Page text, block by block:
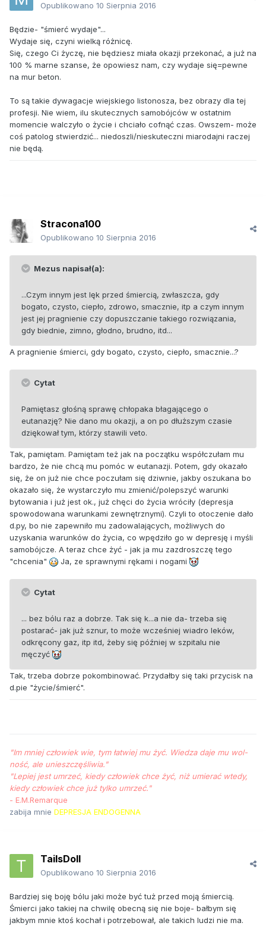
Opublikowano 10 Sierpnia 2016
Będzie- "śmierć wydaje"...
Wydaje się, czyni wielką różnicę.
Się, czego Ci życzę, nie będziesz miała okazji przekonać, a już na
100 % marne szanse, że opowiesz nam, czy wydaje się=pewne
na mur beton.
To są takie dywagacje wiejskiego listonosza, bez obrazy dla tej
profesji. Nie wiem, ilu skutecznych samobójców w ostatnim
momencie walczyło o życie i chciało cofnąć czas. Owszem- może
coś patolog stwierdzić... niedoszli/nieskuteczni miarodajni raczej
nie będą.
Stracona100
Opublikowano 10 Sierpnia 2016
Mezus napisał(a):
...Czym innym jest lęk przed śmiercią, zwłaszcza, gdy
bogato, czysto, ciepło, zdrowo, smacznie, itp a czym innym
jest jej pragnienie czy dopuszczanie takiego rozwiązania,
gdy biednie, zimno, głodno, brudno, itd...
A pragnienie śmierci, gdy bogato, czysto, ciepło, smacznie...?
Cytat
Pamiętasz głośną sprawę chłopaka błagającego o
eutanazję? Nie dano mu okazji, a on po dłuższym czasie
dziękował tym, którzy stawili veto.
Tak, pamiętam. Pamiętam też jak na początku współczułam mu
bardzo, że nie chcą mu pomóc w eutanazji. Potem, gdy okazało
się, że on już nie chce poczułam się dziwnie, jakby oszukana bo
okazało się, że wystarczyło mu zmienić/polepszyć warunki
bytowania i już jest ok., już chęci do życia wróciły (depresja
spowodowana warunkami zewnętrznymi). Czyli to otoczenie dało
d.py, bo nie zapewniło mu zadowalających, możliwych do
uzyskania warunków do życia, co wpędziło go w depresję i myśli
samobójcze. A teraz chce żyć - jak ja mu zazdroszczę tego
"chcenia"
Ja, ze sprawnymi rękami i nogami
Cytat
... bez bólu raz a dobrze. Tak się k...a nie da- trzeba się
postarać- jak już sznur, to może wcześniej wiadro leków,
odkręcony gaz, itp itd, żeby się później w szpitalu nie
męczyć
Tak, trzeba dobrze pokombinować. Przydałby się taki przycisk na
d.pie "życie/śmierć".
"Im mniej człowiek wie, tym łat­wiej mu żyć. Wie­dza da­je mu wol­
ność, ale unieszczęśliwia."
"Le­piej jest um­rzeć, kiedy człowiek chce żyć, niż umierać wte­dy,
kiedy człowiek chce już tyl­ko umrzeć."
- E.M.Remarque
zabija mnie DEPRESJA ENDOGENNA
TailsDoll
Opublikowano 10 Sierpnia 2016
Bardziej się boję bólu jaki może być tuż przed moją śmiercią.
Śmierci jako takiej na chwilę obecną się nie boje- bałbym się
jakbym mnie ktoś kochał i potrzebował, ale takich ludzi nie ma.